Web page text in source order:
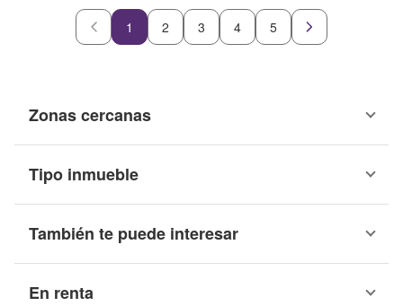
1 2 3 4 5
Zonas cercanas
Tipo inmueble
También te puede interesar
En renta